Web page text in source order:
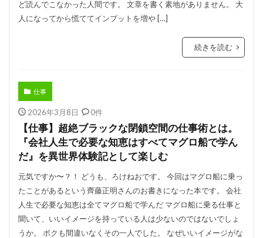
ど読んでこなかった人間です。 文章を書く素地がありません。 大
人になってから慌ててインプットを増や […]
続きを読む
仕事
2026年3月8日 0件
【仕事】超絶ブラックな閉鎖空間の仕事術とは。
『会社人生で必要な知恵はすべてマグロ船で学ん
だ』を異世界体験記として楽しむ
元気ですか〜？！ どうも、ろけねおです。 今回はマグロ船に乗っ
たことがあるという齊藤正明さんのお書きになった本です。 会社
人生で必要な知恵は全てマグロ船で学んだ マグロ船に乗る仕事と
聞いて、いいイメージを持っている人は少ないのではないでしょ
うか。 ボクも間違いなくその一人でした。 なぜいいイメージがな